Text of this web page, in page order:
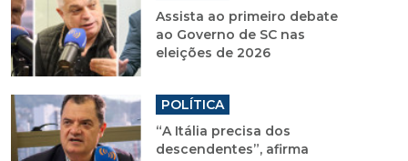
Assista ao primeiro debate
ao Governo de SC nas
eleições de 2026
POLÍTICA
“A Itália precisa dos
descendentes”, afirma